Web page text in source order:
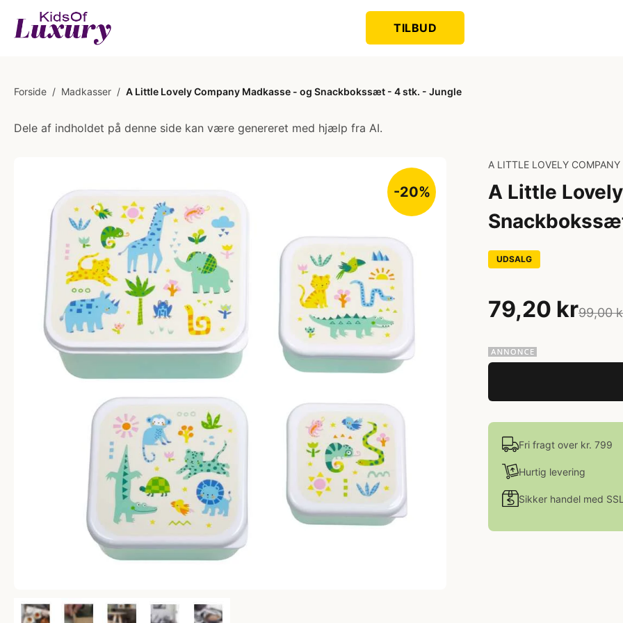
TILBUD
Forside / Madkasser / A Little Lovely Company Madkasse - og Snackbokssæt - 4 stk. - Jungle
Dele af indholdet på denne side kan være genereret med hjælp fra AI.
-20%
A LITTLE LOVELY COMPANY
A Little
UDSALG
79,20 kr99,00
Fri fragt over kr. 799
Hurtig levering
Sikker handel med SSL